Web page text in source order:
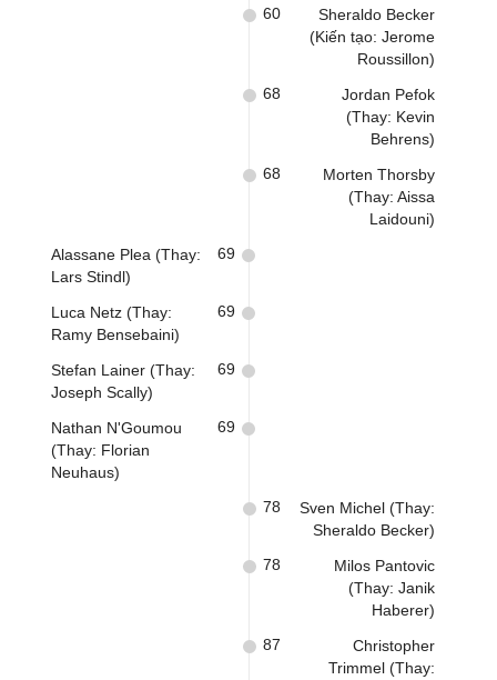
Sheraldo Becker
(Kiến tạo: Jerome
Roussillon)
60
Jordan Pefok
(Thay: Kevin
Behrens)
68
Morten Thorsby
(Thay: Aissa
Laidouni)
68
Alassane Plea (Thay:
Lars Stindl)
69
Luca Netz (Thay:
Ramy Bensebaini)
69
Stefan Lainer (Thay:
Joseph Scally)
69
Nathan N'Goumou
(Thay: Florian
Neuhaus)
69
Sven Michel (Thay:
Sheraldo Becker)
78
Milos Pantovic
(Thay: Janik
Haberer)
78
Christopher
Trimmel (Thay:
87